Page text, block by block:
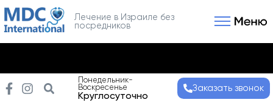
Лечение в Израиле без
посредников
Понедельник-
Воскресенье
Круглосуточно
Заказать звонок